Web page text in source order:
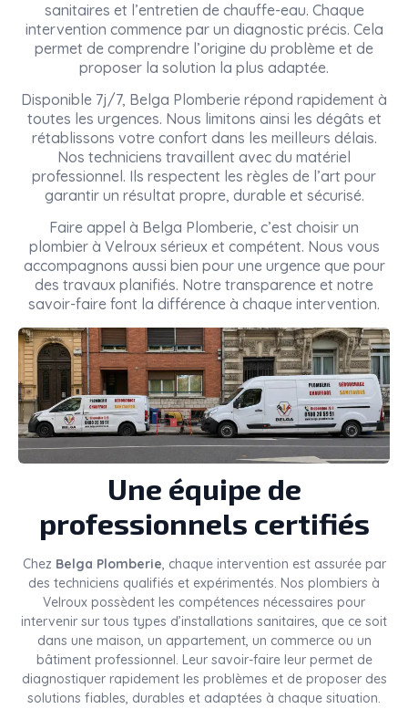
sanitaires et l’entretien de chauffe-eau. Chaque
intervention commence par un diagnostic précis. Cela
permet de comprendre l’origine du problème et de
proposer la solution la plus adaptée.
Disponible 7j/7, Belga Plomberie répond rapidement à
toutes les urgences. Nous limitons ainsi les dégâts et
rétablissons votre confort dans les meilleurs délais.
Nos techniciens travaillent avec du matériel
professionnel. Ils respectent les règles de l’art pour
garantir un résultat propre, durable et sécurisé.
Faire appel à Belga Plomberie, c’est choisir un
plombier à Velroux sérieux et compétent. Nous vous
accompagnons aussi bien pour une urgence que pour
des travaux planifiés. Notre transparence et notre
savoir-faire font la différence à chaque intervention.
Une équipe de
professionnels certifiés
Chez Belga Plomberie , chaque intervention est assurée par
des techniciens qualifiés et expérimentés. Nos plombiers à
Velroux possèdent les compétences nécessaires pour
intervenir sur tous types d’installations sanitaires, que ce soit
dans une maison, un appartement, un commerce ou un
bâtiment professionnel. Leur savoir-faire leur permet de
diagnostiquer rapidement les problèmes et de proposer des
solutions fiables, durables et adaptées à chaque situation.